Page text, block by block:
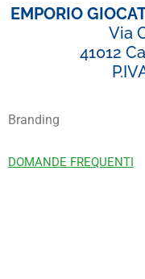
EMPORIO
Via
41012
Branding
DOMANDE FREQUENTI